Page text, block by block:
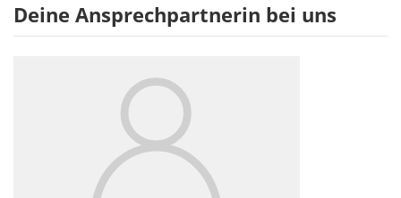
Deine Ansprechpartnerin bei uns